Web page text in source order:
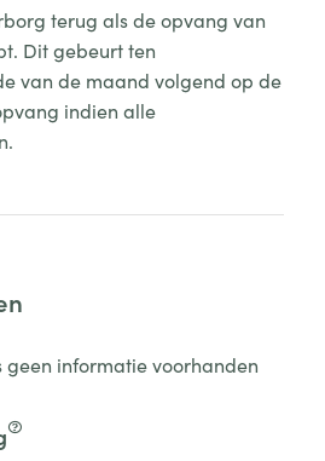
terug als de opvang van
Dit gebeurt ten
van de maand volgend op de
indien alle
geen informatie voorhanden